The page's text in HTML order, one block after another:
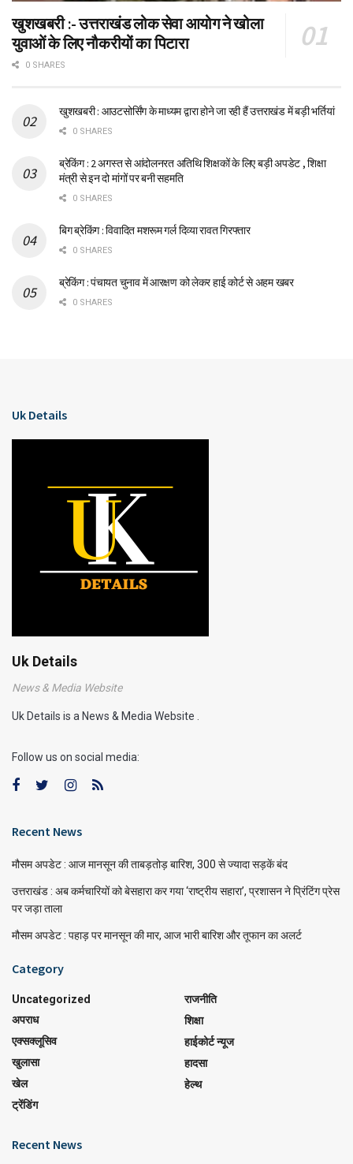
खुशखबरी :- उत्तराखंड लोक सेवा आयोग ने खोला
युवाओं के लिए नौकरीयों का पिटारा
0 SHARES
खुशखबरी : आउटसोर्सिंग के माध्यम द्वारा होने जा रही हैं उत्तराखंड में बड़ी भर्तियां
0 SHARES
ब्रेकिंग : 2 अगस्त से आंदोलनरत अतिथि शिक्षकों के लिए बड़ी अपडेट , शिक्षा
मंत्री से इन दो मांगों पर बनी सहमति
0 SHARES
बिग ब्रेकिंग : विवादित मशरूम गर्ल दिव्या रावत गिरफ्तार
0 SHARES
ब्रेकिंग : पंचायत चुनाव में आरक्षण को लेकर हाई कोर्ट से अहम खबर
0 SHARES
Uk Details
Uk Details
News & Media Website
Uk Details is a News & Media Website .
Follow us on social media:
Recent News
मौसम अपडेट : आज मानसून की ताबड़तोड़ बारिश, 300 से ज्यादा सड़कें बंद
उत्तराखंड : अब कर्मचारियों को बेसहारा कर गया ‘राष्ट्रीय सहारा’, प्रशासन ने प्रिंटिंग प्रेस
पर जड़ा ताला
मौसम अपडेट : पहाड़ पर मानसून की मार, आज भारी बारिश और तूफान का अलर्ट
Category
Uncategorized
अपराध
एक्सक्लूसिव
खुलासा
खेल
ट्रेंडिंग
राजनीति
शिक्षा
हाईकोर्ट न्यूज
हादसा
हेल्थ
Recent News